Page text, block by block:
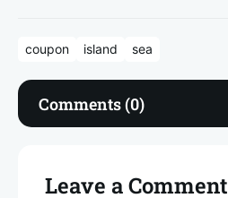
coupon island sea
Comments (0)
Leave a Comment